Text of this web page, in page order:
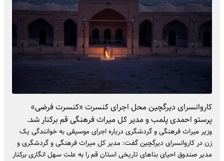
کاروانسرای دیرگچین محل اجرای کنسرت «کنسرت فرضی»
پرستو احمدی پلمب و مدیر کل میراث فرهنگی قم برکنار شد.
وزیر میراث فرهنگی و گردشگری درباره اجرای موسیقی به خوانندگی یک
زن در کاروانسرای دیرگچین گفت: مدیر کل میراث فرهنگی و گردشگری و
مدیر صندوق احیای بنا‌های تاریخی استان قم را به علت سهل انگاری برکنار